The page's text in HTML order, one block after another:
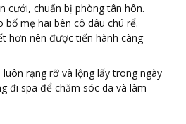
cưới, chuẩn bị phòng tân hôn.
bố mẹ hai bên cô dâu chú rể.
hơn nên được tiến hành càng
rạng rỡ và lộng lấy trong ngày
đi spa để chăm sóc da và làm